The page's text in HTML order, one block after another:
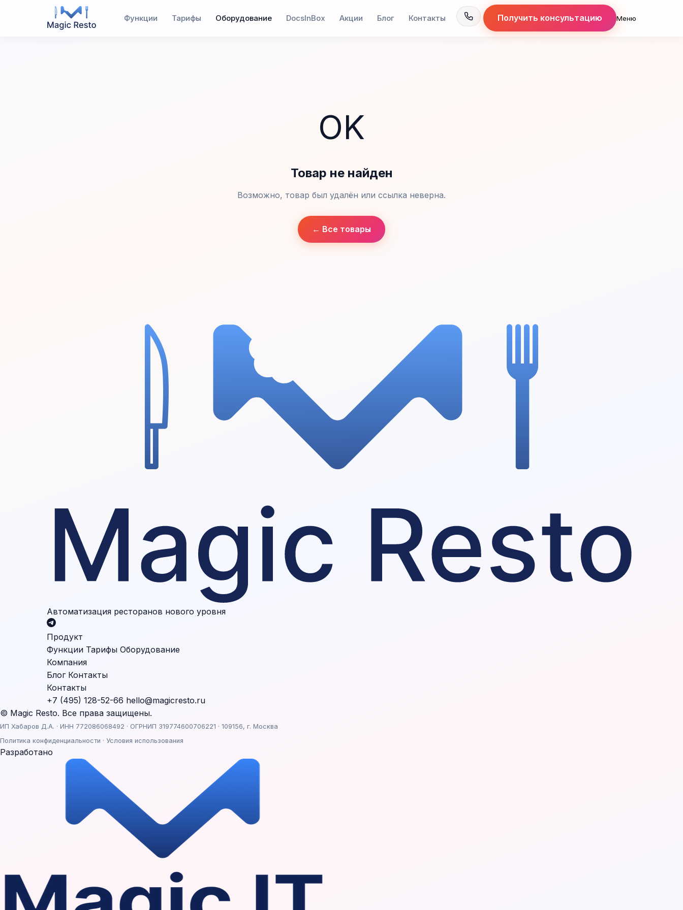
Функции Тарифы Оборудование DocsInBox Акции Блог Контакты Получить консультацию Меню
OK
Товар не найден
Возможно, товар был удалён или ссылка неверна.
← Все товары
Автоматизация ресторанов нового уровня
Продукт
Функции Тарифы Оборудование
Компания
Блог Контакты
Контакты
+7 (495) 128-52-66 hello@magicresto.ru
© Magic Resto. Все права защищены.
ИП Хабаров Д.А. · ИНН 772086068492 · ОГРНИП 319774600706221 · 109156, г. Москва
Политика конфиденциальности · Условия использования
Разработано